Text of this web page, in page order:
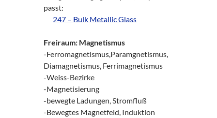
passt:
247 – Bulk Metallic Glass
Freiraum: Magnetismus
-Ferromagnetismus,Paramgnetismus,
Diamagnetismus, Ferrimagnetismus
-Weiss-Bezirke
-Magnetisierung
-bewegte Ladungen, Stromfluß
-Bewegtes Magnetfeld, Induktion